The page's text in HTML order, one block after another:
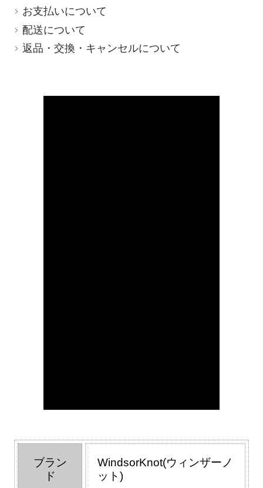
お支払いについて
配送について
返品・交換・キャンセルについて
ブラン
ド
WindsorKnot(ウィンザーノ
ット)